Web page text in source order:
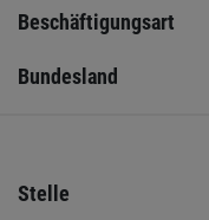
Beschäftigungsart
Bundesland
Stelle